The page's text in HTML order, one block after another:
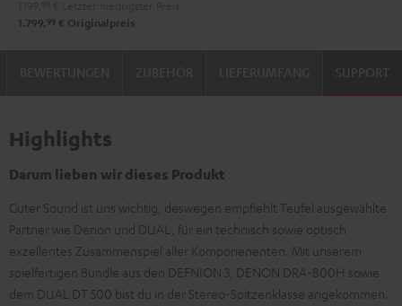
1.799, 99 € Originalpreis
SUPPORT
Highlights
Darum lieben wir dieses Produkt
Guter Sound ist uns wichtig, deswegen empfiehlt Teufel ausgewählte
Partner wie Denon und DUAL, für ein technisch sowie optisch
exzellentes Zusammenspiel aller Komponenenten. Mit unserem
spielfertigen Bundle aus den DEFNION 3, DENON DRA-800H sowie
dem DUAL DT 500 bist du in der Stereo-Spitzenklasse angekommen.